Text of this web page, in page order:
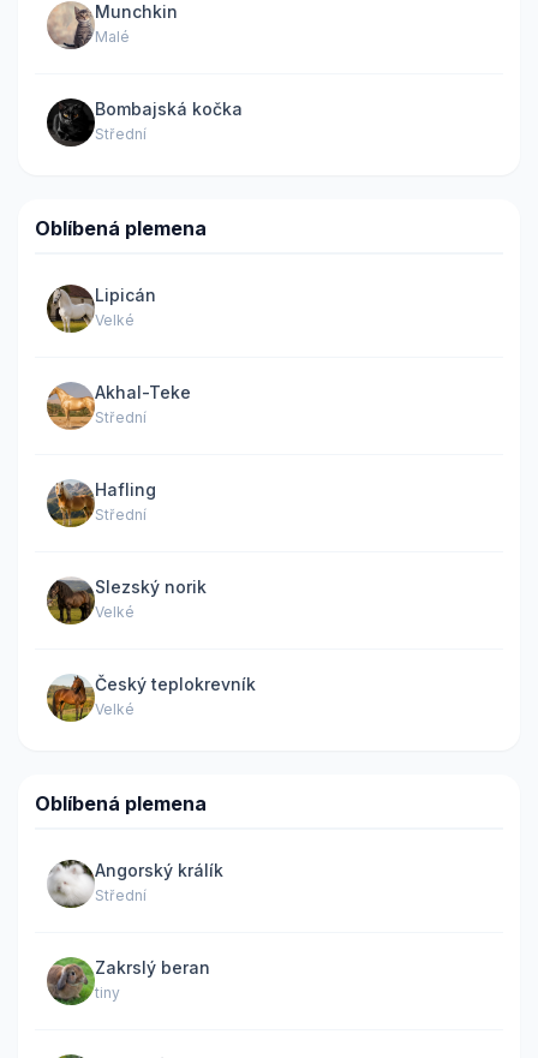
Munchkin
Malé
Bombajská kočka
Střední
Oblíbená plemena
Lipicán
Velké
Akhal-Teke
Střední
Hafling
Střední
Slezský norik
Velké
Český teplokrevník
Velké
Oblíbená plemena
Angorský králík
Střední
Zakrslý beran
tiny